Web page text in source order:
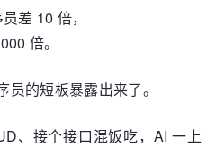
差 10 倍，
倍。
的短板暴露出来了。
、接个接口混饭吃，AI 一上